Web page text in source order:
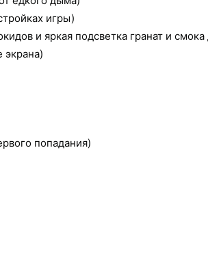
игры)
и яркая подсветка гранат и
экрана)
попадания)